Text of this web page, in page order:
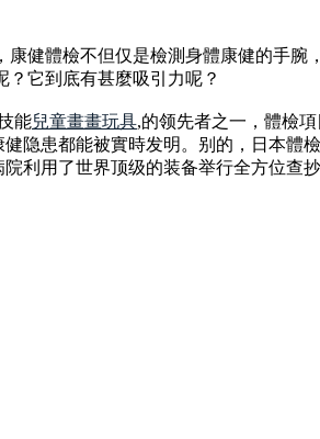
健體檢不但仅是檢測身體康健的手腕
它到底有甚麼吸引力呢？
能兒童畫畫玩具,的领先者之一，體檢
隐患都能被實時发明。别的，日本體
利用了世界顶级的装备举行全方位查